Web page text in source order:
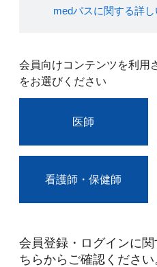
medパスに関する詳
会員向けコンテンツを利用
をお選びください
医師
看護師・保健師
会員登録・ログインに
ちらからご確認ください